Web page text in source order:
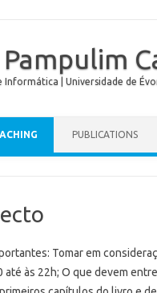
| Universidade de
PUBLICATIONS
Tomar em
até às 22h; O que devem